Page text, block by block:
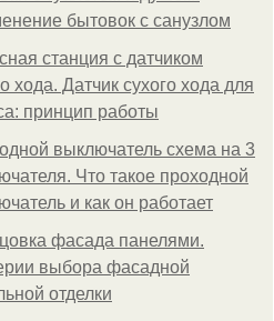
бытовок с санузлом
станция с датчиком
хода. Датчик сухого хода для
принцип работы
выключатель схема на 3
Что такое проходной
и как он работает
фасада панелями.
выбора фасадной
отделки